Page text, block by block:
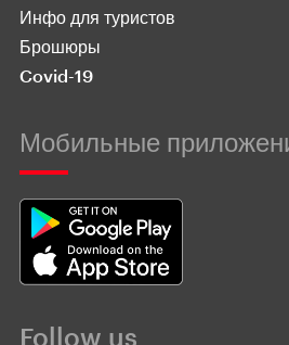
Инфо для туристов
Брошюры
Covid-19
Мобильные
Follow us